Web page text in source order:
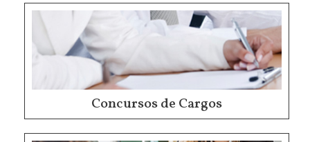
Concursos de Cargos